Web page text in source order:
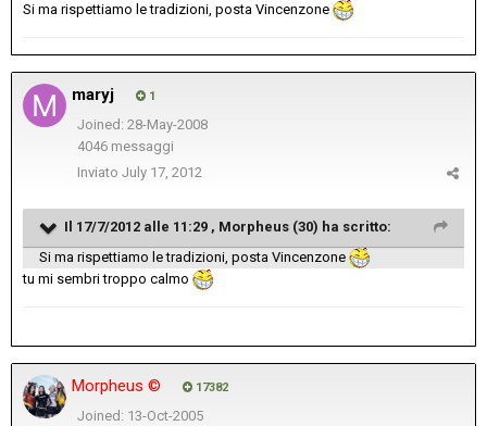
Si ma rispettiamo le tradizioni, posta Vincenzone
maryj 1
Joined: 28-May-2008
4046 messaggi
Inviato July 17, 2012
Il 17/7/2012 alle 11:29 , Morpheus (30) ha scritto:
Si ma rispettiamo le tradizioni, posta Vincenzone
tu mi sembri troppo calmo
Morpheus © 17382
Joined: 13-Oct-2005